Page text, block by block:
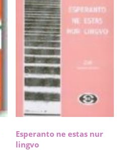
Esperanto ne estas nur
lingvo